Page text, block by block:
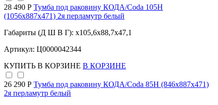
28 490 Р Тумба под раковину КОДА/Coda 105Н
(1056х887х471) 2я перламутр белый
Габариты (Д Ш В Г): x105,6x88,7x47,1
Артикул: Ц0000042344
КУПИТЬ В КОРЗИНЕ В КОРЗИНЕ
26 290 Р Тумба под раковину КОДА/Coda 85Н (846х887х471)
2я перламутр белый